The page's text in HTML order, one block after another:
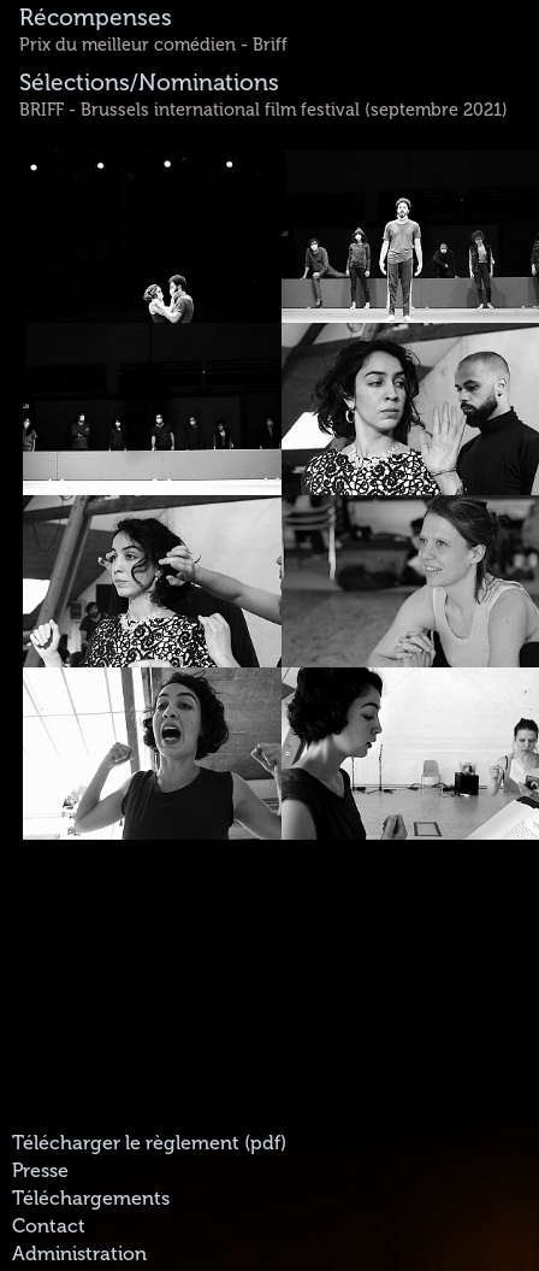
Récompenses
Prix du meilleur comédien - Briff
Sélections/Nominations
BRIFF - Brussels international film festival (septembre 2021)
Télécharger le règlement (pdf)
Presse
Téléchargements
Contact
Administration